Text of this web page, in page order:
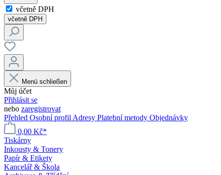
včetně DPH
včetně DPH
Menü schließen
Můj účet
Přihlásit se
nebo zaregistrovat
Přehled Osobní profil Adresy Platební metody Objednávky
0,00 Kč*
Tiskárny
Inkousty & Tonery
Papír & Etikety
Kancelář & Škola